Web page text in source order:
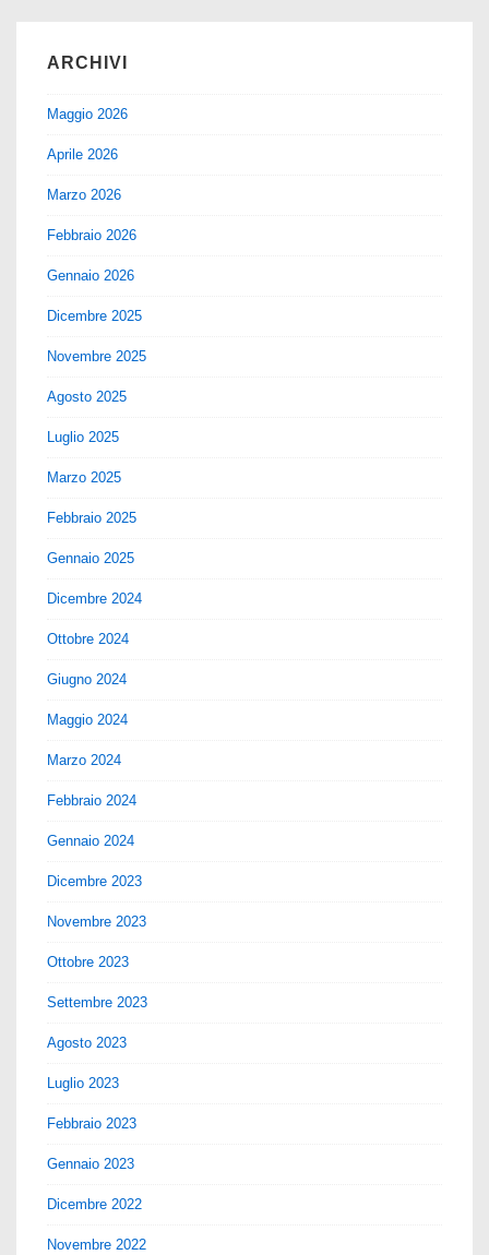
ARCHIVI
Maggio 2026
Aprile 2026
Marzo 2026
Febbraio 2026
Gennaio 2026
Dicembre 2025
Novembre 2025
Agosto 2025
Luglio 2025
Marzo 2025
Febbraio 2025
Gennaio 2025
Dicembre 2024
Ottobre 2024
Giugno 2024
Maggio 2024
Marzo 2024
Febbraio 2024
Gennaio 2024
Dicembre 2023
Novembre 2023
Ottobre 2023
Settembre 2023
Agosto 2023
Luglio 2023
Febbraio 2023
Gennaio 2023
Dicembre 2022
Novembre 2022